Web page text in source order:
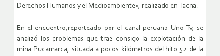
Derechos Humanos y el Medioambiente», realizado en Tacna.
En el encuentro,reporteado por el canal peruano Uno Tv, se
analizó los problemas que trae consigo la explotación de la
mina Pucamarca, situada a pocos kilómetros del hito 52 de la